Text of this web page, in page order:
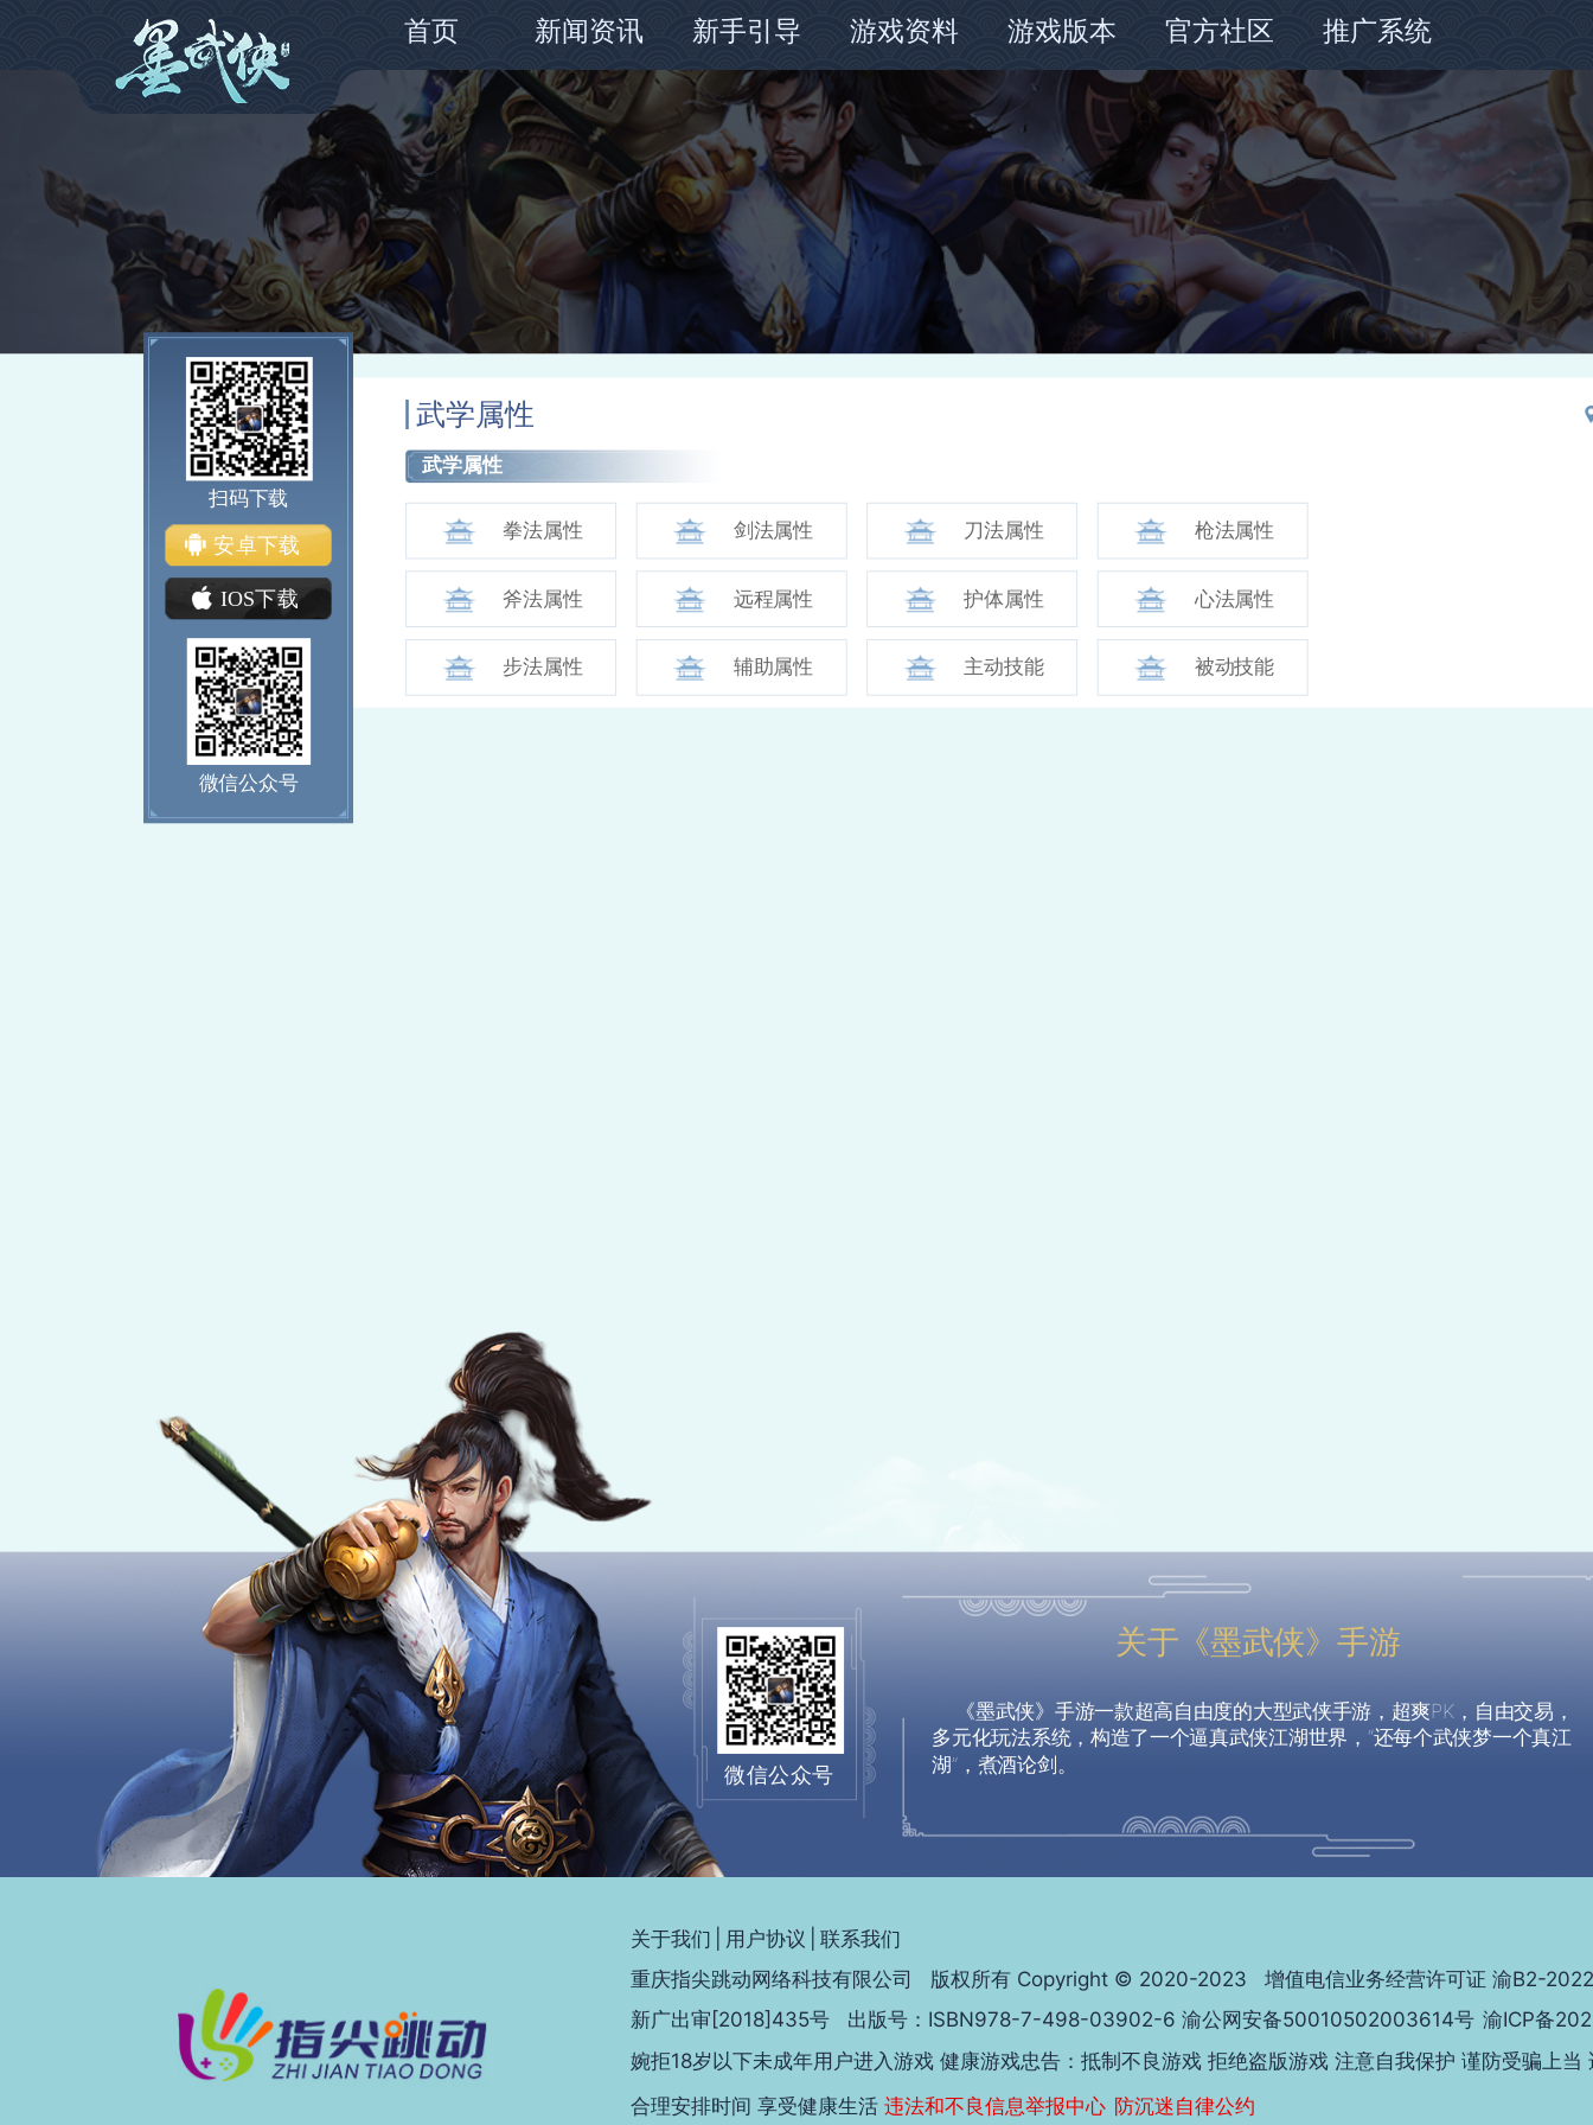
首页 新闻资讯 新手引导 游戏资料 游戏版本 官方社区 推广系统
官方公告
更新维护
江湖往事
初入江湖
高手进阶
游戏指南
装备详情
套装说明
武学说明
武学属性
门派说明
活动副本
墨宝炼章
遗迹探秘
锁妖现世
两仪剑宗
抖音
快手
Taptap
好游快爆
微信公众号
扫码下载
安卓下载
IOS下载
微信公众号
武学属性
武学属性
拳法属性 剑法属性 刀法属性 枪法属性
斧法属性 远程属性 护体属性 心法属性
步法属性 辅助属性 主动技能 被动技能
微信公众号
关于《墨武侠》手游
《墨武侠》手游一款超高自由度的大型武侠手游，超爽PK，自由交易，
多元化玩法系统，构造了一个逼真武侠江湖世界，“还每个武侠梦一个真江
湖”，煮酒论剑。
关于我们 用户协议
联系我们
重庆指尖跳动网络科技有限公司 版权所有 Copyright © 2020-2023 增值电信业务经营许可证 渝B2-
新广出审[2018]435号 出版号：ISBN978-7-498-03902-6 渝公网安备50010502003614号 渝ICP备
婉拒18岁以下未成年用户进入游戏 健康游戏忠告：抵制不良游戏 拒绝盗版游戏 注意自我保护 谨防受骗上当
合理安排时间 享受健康生活 违法和不良信息举报中心 防沉迷自律公约